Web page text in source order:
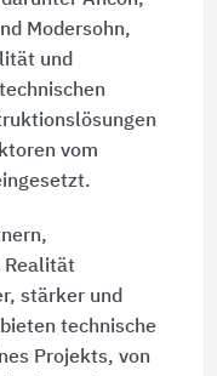
Modersohn,
und
vom
Realität
stärker und
technische
Projekts, von